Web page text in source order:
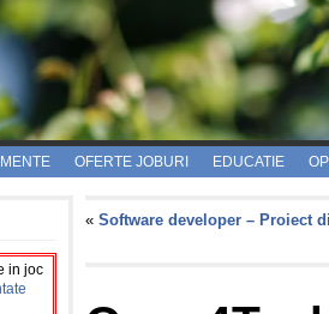
OFERTE JOBURI EDUCATIE
in joc
« Software developer – Proiect